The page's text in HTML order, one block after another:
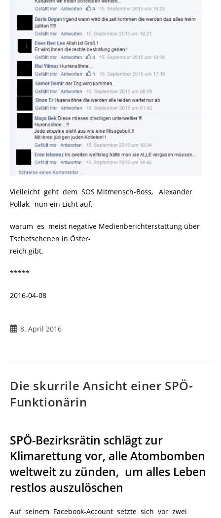
Vielleicht geht dem SOS Mitmensch-Boss, Alexander
Pollak, nun ein Licht auf,
warum es meist negative Medienberichterstattung über
Tschetschenen in Öster-
reich gibt.
*****
2016-04-08
8. April 2016
Die skurrile Ansicht einer SPÖ-
Funktionärin
SPÖ-Bezirksrätin schlägt zur
Klimarettung vor, alle Atombomben
weltweit zu zünden, um alles Leben
restlos auszulöschen
Auf seinem Facebook-Account setzte sich vor zwei